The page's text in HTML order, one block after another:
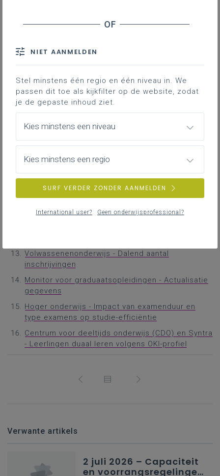
Zomerscholen Vlaams-Brabant - Evolutie en
Nederlandstalig onderwijs in Brussel -
Samenwerking met de Vlaamse
Gemeenschapscommissie
Expertenwerkgroep gegevensbescherming in
Gegevensbeschermingseffectbeoordelingen
Hoger onderwijs - Gevolgen harde knip
Gemeenschapsinstellingen - Extern onderwijs
Gelijke onderwijskansen - Actualisatie en betere
Volwassenenonderwijs - Dalend aantal
inschrijvingen
Monitor voor graduaatsopleidingen - Actualisatie
gegevens
Hoger onderwijs - Impact van examenduur en
type examens op studie-efficiëntie
Centrum voor deeltijds onderwijs (CDO) en Syntra
- Leerlingen duaal leren volgens OKI-profiel
Verwante artikels
2 juli 2026 – Capaciteit
en voorrangsregelingen
NIET AANMELDEN
Stel minstens één regio en één niveau in. We
passen dit toe als kijkfilter op de website, zodat
je de gepaste inhoud ziet.
Kies minstens een niveau
Kies minstens een regio
SURF VERDER ZONDER AANMELDEN
International user? Geen onderwijsprofessional?